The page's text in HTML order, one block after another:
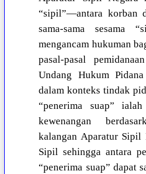
“sipil”—antara korban
sama-sama sesama
mengancam hukuman
pasal-pasal
Undang Hukum
dalam konteks tindak
“penerima suap”
kewenangan
kalangan Aparatur Sipil
Sipil sehingga antara
“penerima suap” dapat